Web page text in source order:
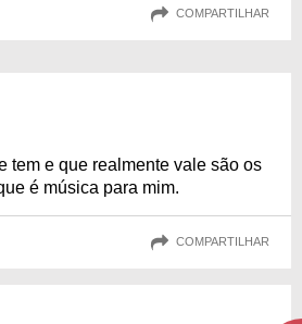
COMPARTILHAR
tem e que realmente vale são os
é música para mim.
COMPARTILHAR